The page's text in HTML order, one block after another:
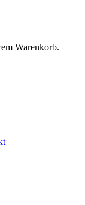
Warenkorb.